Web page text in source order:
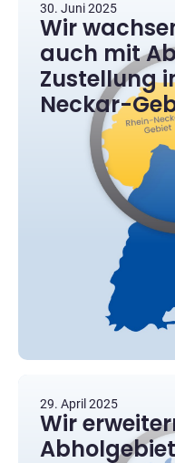
30. Juni 2025
Wir
auch mit
Zustellung
Neckar-
29. April 2025
Wir